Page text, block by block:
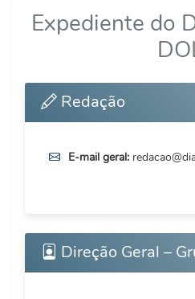
Expediente do
Redação
E-mail geral:
Direção Geral –